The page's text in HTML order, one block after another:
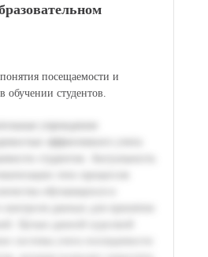
посещаемости и
обучении студентов.